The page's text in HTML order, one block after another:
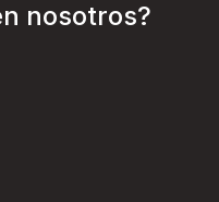
nosotros?